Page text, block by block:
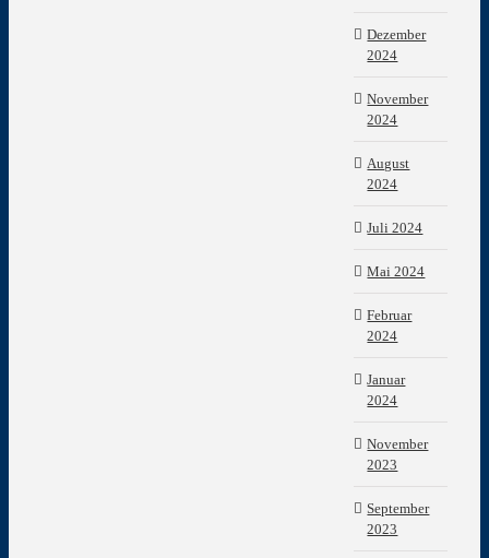
Dezember
2024
November
2024
August
2024
Juli 2024
Mai 2024
Februar
2024
Januar
2024
November
2023
September
2023